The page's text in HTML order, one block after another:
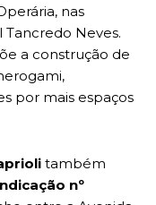
nas
Neves.
a construção de
por mais espaços
também
nº